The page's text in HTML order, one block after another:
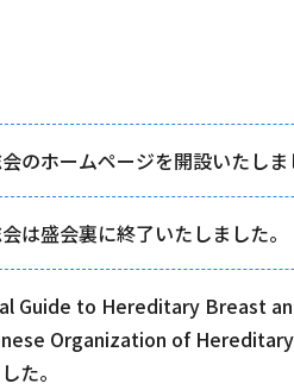
のホームページを開設いたし
は盛会裏に終了いたしました。
Guide to Hereditary Breast
Organization of
た。